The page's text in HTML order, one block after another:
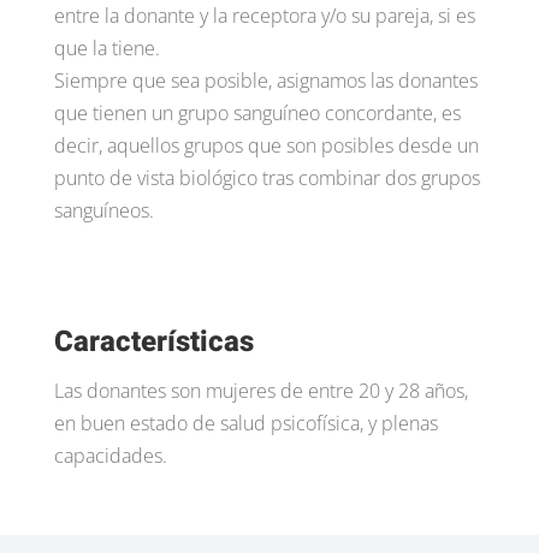
entre la donante y la receptora y/o su pareja, si es
que la tiene.
Siempre que sea posible, asignamos las donantes
que tienen un grupo sanguíneo concordante, es
decir, aquellos grupos que son posibles desde un
punto de vista biológico tras combinar dos grupos
sanguíneos.
Características
Las donantes son mujeres de entre 20 y 28 años,
en buen estado de salud psicofísica, y plenas
capacidades.